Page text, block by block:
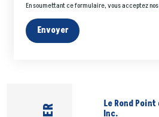
En soumettant ce formulaire, vous acceptez
Envoyer
Le Rond Point
Inc.